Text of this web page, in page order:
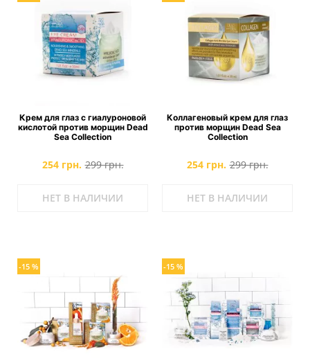
Крем для глаз с гиалуроновой
кислотой против морщин Dead
Sea Collection
254 грн. 299 грн.
НЕТ В НАЛИЧИИ
Коллагеновый крем для глаз
против морщин Dead Sea
Collection
254 грн. 299 грн.
НЕТ В НАЛИЧИИ
-15 % -15 %